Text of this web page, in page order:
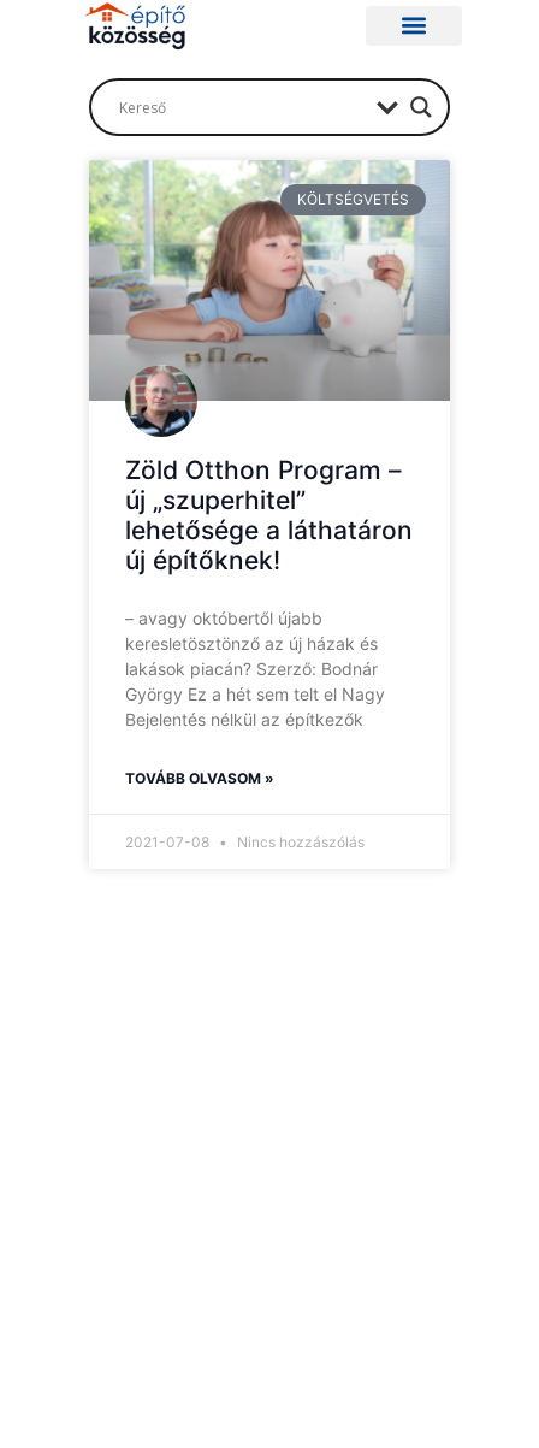
KÖLTSÉGVETÉS
Zöld Otthon Program –
új „szuperhitel”
lehetősége a láthatáron
új építőknek!
– avagy októbertől újabb
keresletösztönző az új házak és
lakások piacán? Szerző: Bodnár
György Ez a hét sem telt el Nagy
Bejelentés nélkül az építkezők
TOVÁBB OLVASOM »
2021-07-08 Nincs hozzászólás